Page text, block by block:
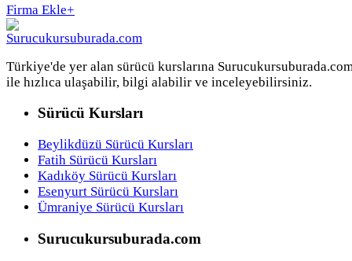
Firma Ekle+
Türkiye'de yer alan sürücü kurslarına
ile hızlıca ulaşabilir, bilgi alabilir ve inceleyebilirsiniz.
Sürücü Kursları
Beylikdüzü Sürücü Kursları
Fatih Sürücü Kursları
Kadıköy Sürücü Kursları
Esenyurt Sürücü Kursları
Ümraniye Sürücü Kursları
Surucukursuburada.com